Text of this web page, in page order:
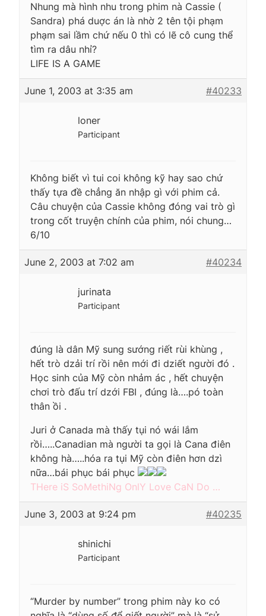
Nhung mà hình nhu trong phim nà Cassie (
Sandra) phá duợc án là nhờ 2 tên tội phạm
phạm sai lầm chứ nếu 0 thì có lẽ cô cung thể
tìm ra dâu nhỉ?
LIFE IS A GAME
June 1, 2003 at 3:35 am #40233
loner
Participant
Không biết vì tui coi không kỹ hay sao chứ
thấy tựa đề chẳng ăn nhập gì với phim cả.
Câu chuyện của Cassie không đóng vai trò gì
trong cốt truyện chính của phim, nói chung…
6/10
June 2, 2003 at 7:02 am #40234
jurinata
Participant
đúng là dân Mỹ sung sướng riết rùi khùng ,
hết trò dzải trí rồi nên mới đi dziết người đó .
Học sinh của Mỹ còn nhảm ác , hết chuyện
chơi trò đấu trí dzới FBI , đúng là….pó toàn
thân ồi .
Juri ở Canada mà thấy tụi nó wái lắm
rồi…..Canadian mà người ta gọi là Cana điên
không hà…..hóa ra tụi Mỹ còn điên hơn dzì
nữa…bái phục bái phục
THere iS SoMethiNg OnlY Love CaN Do …
June 3, 2003 at 9:24 pm #40235
shinichi
Participant
“Murder by number” trong phim này ko có